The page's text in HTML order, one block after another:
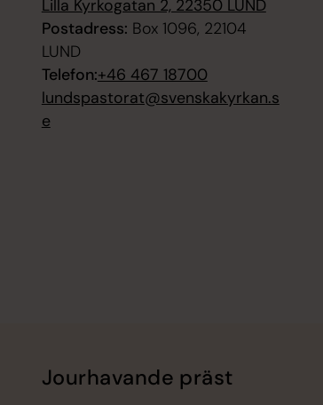
Lilla Kyrkogatan 2, 22350 LUND
Postadress: Box 1096, 22104
LUND
Telefon:+46 467 18700
lundspastorat@svenskakyrkan.s
e
Jourhavande präst